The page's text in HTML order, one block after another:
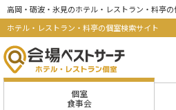
高岡・砺波・氷見のホテル・レストラン・料亭
ホテル・レストラン・料亭の個室検索サイト
個室
食事会